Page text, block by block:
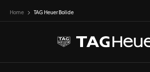
Home TAG Heuer Bolide